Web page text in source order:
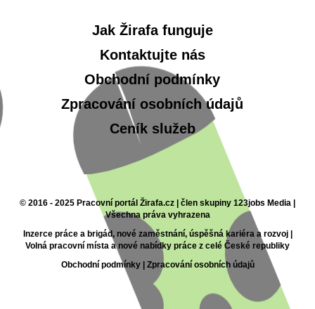
Jak Žirafa funguje
Kontaktujte nás
Obchodní podmínky
Zpracování osobních údajů
Ceník služeb
© 2016 - 2025 Pracovní portál Žirafa.cz | člen skupiny 123jobs Media |
Všechna práva vyhrazena
Inzerce práce a brigád, nové zaměstnání, úspěšná kariéra a rozvoj |
Volná pracovní místa a nové nabídky práce z celé České republiky
Obchodní podmínky| Zpracování osobních údajů